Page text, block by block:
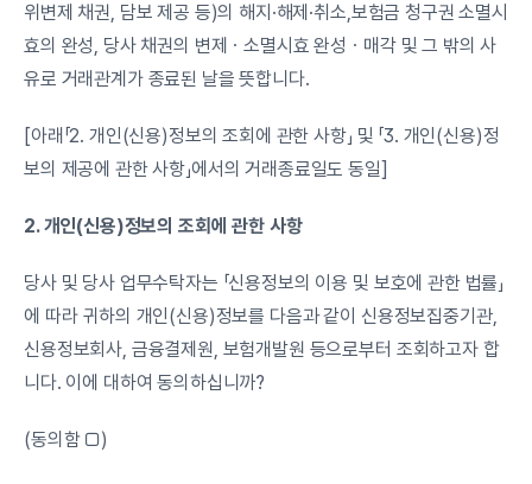
위변제 채권, 담보 제공 등)의 해지·해제·취소,보험금 청구권 소멸시
효의 완성, 당사 채권의 변제ㆍ소멸시효 완성ㆍ매각 및 그 밖의 사
유로 거래관계가 종료된 날을 뜻합니다.
[아래「2. 개인(신용)정보의 조회에 관한 사항」 및 「3. 개인(신용)정
보의 제공에 관한 사항」에서의 거래종료일도 동일]
2. 개인(신용)정보의 조회에 관한 사항
당사 및 당사 업무수탁자는 「신용정보의 이용 및 보호에 관한 법률」
에 따라 귀하의 개인(신용)정보를 다음과 같이 신용정보집중기관,
신용정보회사, 금융결제원, 보험개발원 등으로부터 조회하고자 합
니다. 이에 대하여 동의하십니까?
(동의함 □)